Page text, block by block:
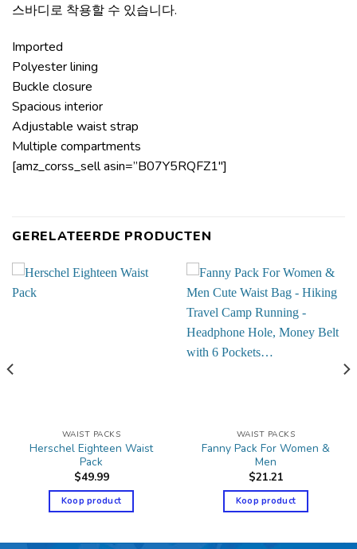
스바디로 착용할 수 있습니다.
Imported
Polyester lining
Buckle closure
Spacious interior
Adjustable waist strap
Multiple compartments
[amz_corss_sell asin=”B07Y5RQFZ1″]
GERELATEERDE PRODUCTEN
WAIST PACKS
Herschel Eighteen Waist
Pack
$49.99
Koop product
WAIST PACKS
Fanny Pack For Women &
Men
$21.21
Koop product